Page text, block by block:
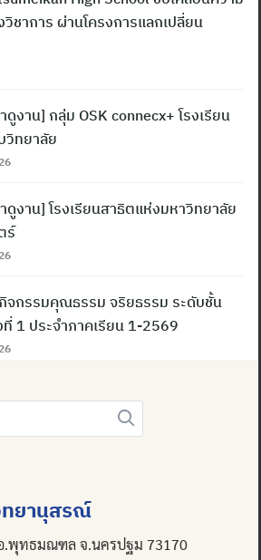
ชาการ ผ่านโครงการแลกเปลี่ยน
งาน] กลุ่ม OSK connecx+ โรงเรียน
วิทยาลัย
งาน] โรงเรียนสาธิตแห่งมหาวิทยาลัย
ร์
จกรรมคุณธรรม จริยธรรม ระดับชั้น
1 ประจำภาคเรียน 1-2569
ทยานุสรณ์
.พุทธมณฑล จ.นครปฐม 73170